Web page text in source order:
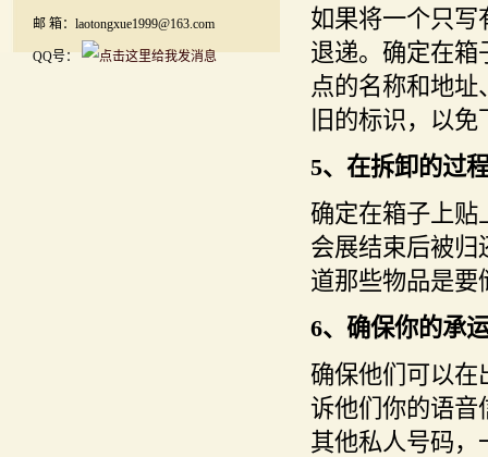
邮 箱：laotongxue1999@163.com
QQ号：
如果将一个只写
退递。确定在箱
点的名称和地
旧的标识，以
5、在拆卸的过
确定在箱子上贴
会展结束后被归
道那些物品是要
6、确保你的承
确保他们可以在
诉他们你的语音
其他私人号码，